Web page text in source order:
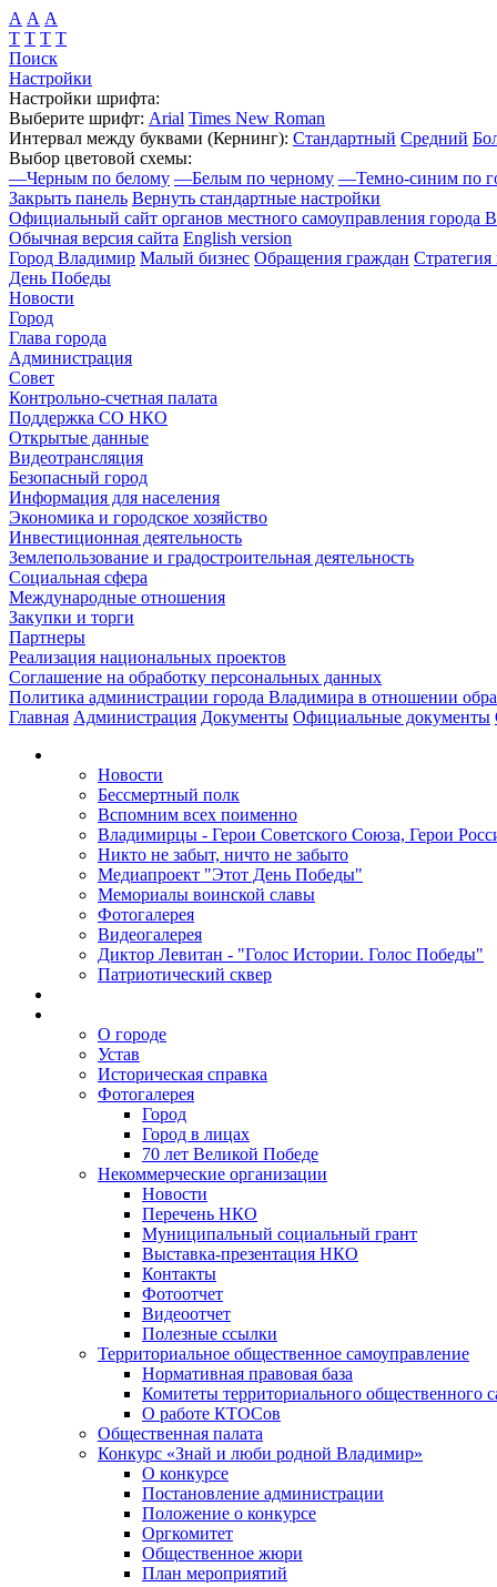
А А А
Т Т Т Т
Поиск
Настройки
Настройки шрифта:
Выберите шрифт: Arial Times New Roman
Интервал между буквами (Кернинг): Стандартный Средний
Выбор цветовой схемы:
—Черным по белому —Белым по черному —Темно-синим по
Закрыть панель Вернуть стандартные настройки
Официальный сайт органов местного самоуправления города
Обычная версия сайта English version
Город Владимир Малый бизнес Обращения граждан Стратегия
День Победы
Новости
Город
Глава города
Администрация
Совет
Контрольно-счетная палата
Поддержка СО НКО
Открытые данные
Видеотрансляция
Безопасный город
Информация для населения
Экономика и городское хозяйство
Инвестиционная деятельность
Землепользование и градостроительная деятельность
Социальная сфера
Международные отношения
Закупки и торги
Партнеры
Реализация национальных проектов
Соглашение на обработку персональных данных
Политика администрации города Владимира в отношении
Главная Администрация Документы Официальные документы
Новости
Бессмертный полк
Вспомним всех поименно
Владимирцы - Герои Советского Союза, Герои
Никто не забыт, ничто не забыто
Медиапроект "Этот День Победы"
Мемориалы воинской славы
Фотогалерея
Видеогалерея
Диктор Левитан - "Голос Истории. Голос Победы"
Патриотический сквер
О городе
Устав
Историческая справка
Фотогалерея
Город
Город в лицах
70 лет Великой Победе
Некоммерческие организации
Новости
Перечень НКО
Муниципальный социальный грант
Выставка-презентация НКО
Контакты
Фотоотчет
Видеоотчет
Полезные ссылки
Территориальное общественное самоуправление
Нормативная правовая база
Комитеты территориального общественного
О работе КТОСов
Общественная палата
Конкурс «Знай и люби родной Владимир»
О конкурсе
Постановление администрации
Положение о конкурсе
Оргкомитет
Общественное жюри
План мероприятий